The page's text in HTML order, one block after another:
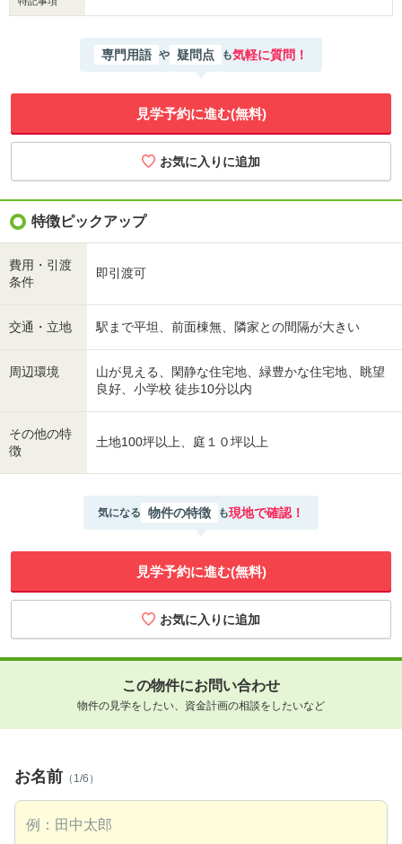
専門用語 や 疑問点 も気軽に質問！
見学予約に進む(無料)
特徴ピックアップ
費用・引渡
条件
即引渡可
交通・立地 駅まで平坦、前面棟無、隣家との間隔が大きい
周辺環境
山が見える、閑静な住宅地、緑豊かな住宅地、眺望
良好、小学校 徒歩10分以内
その他の特
徴
土地100坪以上、庭１０坪以上
気になる 物件の特徴 も現地で確認！
見学予約に進む(無料)
この物件にお問い合わせ
物件の見学をしたい、資金計画の相談をしたいなど
お名前 （1/6）